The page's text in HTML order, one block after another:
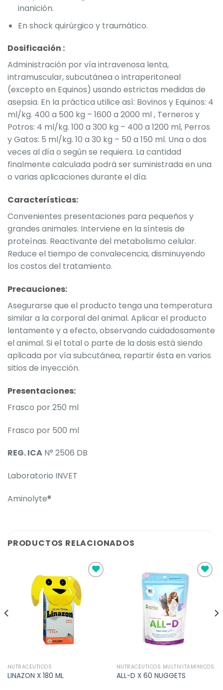
inanición.
En shock quirúrgico y traumático.
Dosificación :
Administración por vía intravenosa lenta,
intramuscular, subcutánea o intraperitoneal
(excepto en Equinos) usando estrictas medidas de
asepsia. En la práctica utilice así: Bovinos y Equinos: 4
ml/kg. 400 a 500 kg – 1600 a 2000 ml , Terneros y
Potros: 4 ml/kg. 100 a 300 kg – 400 a 1200 ml, Perros
y Gatos: 5 ml/kg. 10 a 30 kg – 50 a 150 ml. Una o dos
veces al día o según se requiera. La cantidad
finalmente calculada podrá ser suministrada en una
o varias aplicaciones durante el día.
Características:
Convenientes presentaciones para pequeños y
grandes animales. Interviene en la síntesis de
proteínas. Reactivante del metabolismo celular.
Reduce el tiempo de convalecencia, disminuyendo
los costos del tratamiento.
Precauciones:
Asegurarse que el producto tenga una temperatura
similar a la corporal del animal. Aplicar el producto
lentamente y a efecto, observando cuidadosamente
el animal. Si el total o parte de la dosis está siendo
aplicada por vía subcutánea, repartir ésta en varios
sitios de inyección.
Presentaciones:
Frasco por 250 ml
Frasco por 500 ml
REG. ICA N° 2506 DB
Laboratorio INVET
Aminolyte®
PRODUCTOS RELACIONADOS
lista de
deseos
NUTRACÉUTICOS
LINAZON X 180 ML
NUTRACÉUTICOS MULTIVITAMÍNICOS
ALL-D X 60 NUGGETS